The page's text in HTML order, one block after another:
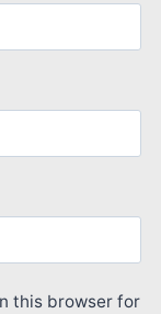
this browser for